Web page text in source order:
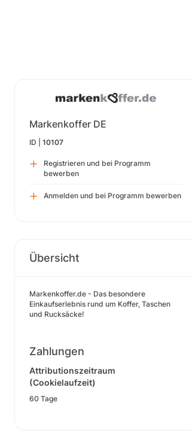
Markenkoffer DE
ID | 10107
Registrieren und bei Programm
bewerben
Anmelden und bei Programm bewerben
Übersicht
Markenkoffer.de - Das besondere
Einkaufserlebnis rund um Koffer, Taschen
und Rucksäcke!
Zahlungen
Attributionszeitraum
(Cookielaufzeit)
60 Tage